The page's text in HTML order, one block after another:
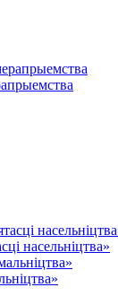
насельніцтва»